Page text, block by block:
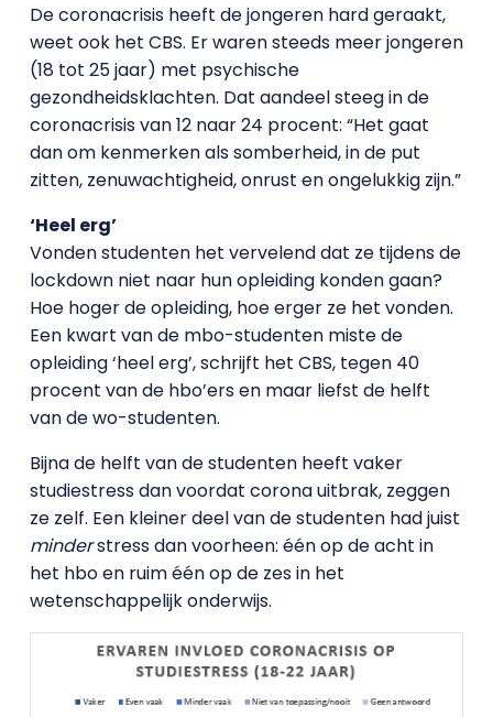
De coronacrisis heeft de jongeren hard geraakt,
weet ook het CBS. Er waren steeds meer jongeren
(18 tot 25 jaar) met psychische
gezondheidsklachten. Dat aandeel steeg in de
coronacrisis van 12 naar 24 procent: “Het gaat
dan om kenmerken als somberheid, in de put
zitten, zenuwachtigheid, onrust en ongelukkig zijn.”
‘Heel erg’
Vonden studenten het vervelend dat ze tijdens de
lockdown niet naar hun opleiding konden gaan?
Hoe hoger de opleiding, hoe erger ze het vonden.
Een kwart van de mbo-studenten miste de
opleiding ‘heel erg’, schrijft het CBS, tegen 40
procent van de hbo’ers en maar liefst de helft
van de wo-studenten.
Bijna de helft van de studenten heeft vaker
studiestress dan voordat corona uitbrak, zeggen
ze zelf. Een kleiner deel van de studenten had juist
minderstress dan voorheen: één op de acht in
het hbo en ruim één op de zes in het
wetenschappelijk onderwijs.